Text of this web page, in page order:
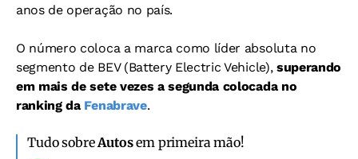
anos de operação no país.
O número coloca a marca como líder absoluta no
segmento de BEV (Battery Electric Vehicle), superando
em mais de sete vezes a segunda colocada no
ranking da Fenabrave.
Tudo sobreAutosem primeira mão!